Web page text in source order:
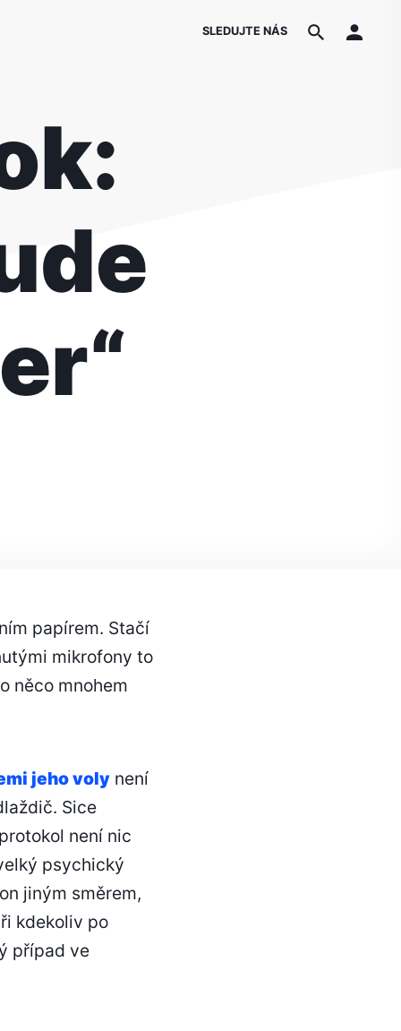
SLEDUJTE NÁS
papírem. Stačí
mikrofony to
něco mnohem
jeho voly není
Sice
není nic
psychický
jiným směrem,
kdekoliv po
případ ve